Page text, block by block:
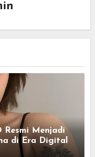
Resmi Menjadi
di Era Digital